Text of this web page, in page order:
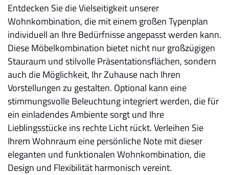
Entdecken Sie die Vielseitigkeit unserer
Wohnkombination, die mit einem großen Typenplan
individuell an Ihre Bedürfnisse angepasst werden kann.
Diese Möbelkombination bietet nicht nur großzügigen
Stauraum und stilvolle Präsentationsflächen, sondern
auch die Möglichkeit, Ihr Zuhause nach Ihren
Vorstellungen zu gestalten. Optional kann eine
stimmungsvolle Beleuchtung integriert werden, die für
ein einladendes Ambiente sorgt und Ihre
Lieblingsstücke ins rechte Licht rückt. Verleihen Sie
Ihrem Wohnraum eine persönliche Note mit dieser
eleganten und funktionalen Wohnkombination, die
Design und Flexibilität harmonisch vereint.